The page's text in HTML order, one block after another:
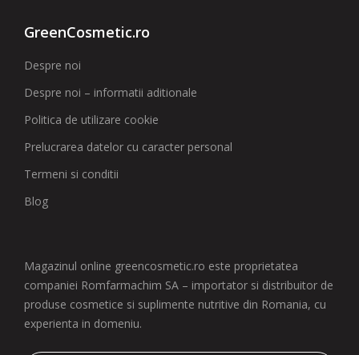
GreenCosmetic.ro
Despre noi
Despre noi – informatii aditionale
Politica de utilizare cookie
Prelucrarea datelor cu caracter personal
Termeni si conditii
Blog
Magazinul online greencosmetic.ro este proprietatea
companiei Romfarmachim SA – importator si distribuitor de
produse cosmetice si suplimente nutritive din Romania, cu
experienta in domeniu.